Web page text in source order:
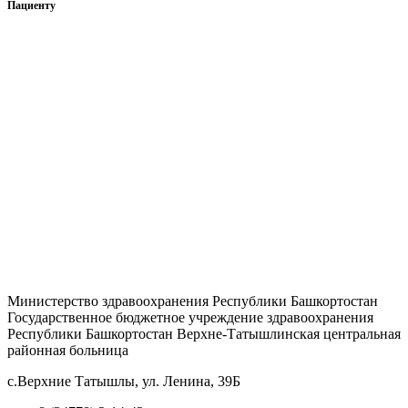
Пациенту
Министерство здравоохранения Республики Башкортостан
Государственное бюджетное учреждение здравоохранения
Республики Башкортостан Верхне-Татышлинская центральная
районная больница
с.Верхние Татышлы, ул. Ленина, 39Б